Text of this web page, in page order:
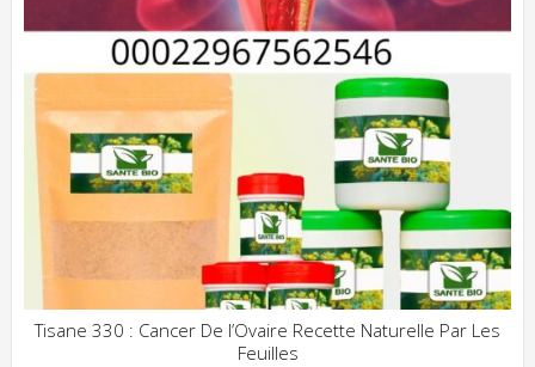
Tisane 330 : Cancer De l’Ovaire Recette Naturelle Par Les
Feuilles